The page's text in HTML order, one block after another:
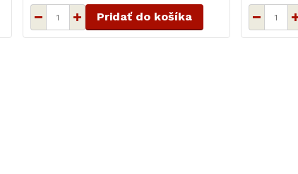
Pridať do košíka